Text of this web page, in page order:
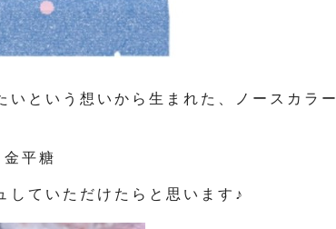
という想いから生まれた、ノースカラー
平糖
していただけたらと思います♪